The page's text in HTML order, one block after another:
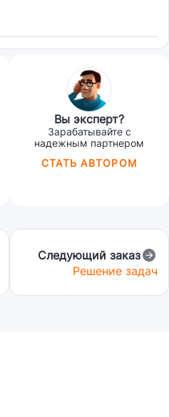
Вы эксперт?
Зарабатывайте с
надежным партнером
СТАТЬ АВТОРОМ
Следующий заказ
Решение задач